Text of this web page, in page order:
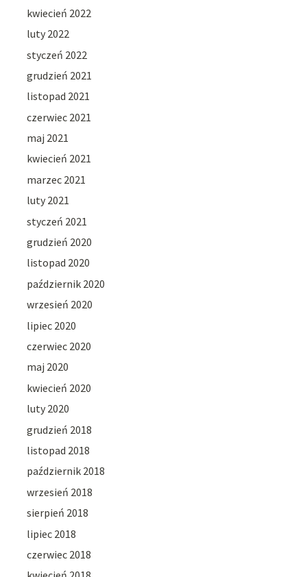
kwiecień 2022
luty 2022
styczeń 2022
grudzień 2021
listopad 2021
czerwiec 2021
maj 2021
kwiecień 2021
marzec 2021
luty 2021
styczeń 2021
grudzień 2020
listopad 2020
październik 2020
wrzesień 2020
lipiec 2020
czerwiec 2020
maj 2020
kwiecień 2020
luty 2020
grudzień 2018
listopad 2018
październik 2018
wrzesień 2018
sierpień 2018
lipiec 2018
czerwiec 2018